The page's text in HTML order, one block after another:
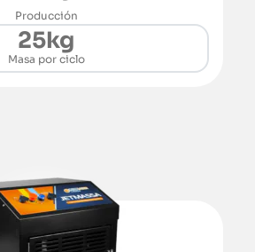
Producción
25kg
Masa por ciclo